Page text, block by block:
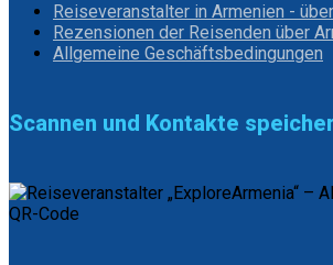
Reiseveranstalter in Armenien -
Rezensionen der Reisenden über
Allgemeine Geschäftsbedingungen
Scannen und Kontakte